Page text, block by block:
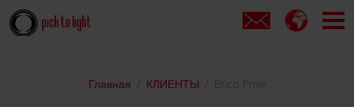
Главная КЛИЕНТЫ Brico Prive